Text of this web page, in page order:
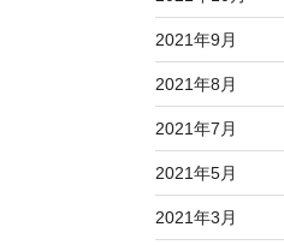
2021年9月
2021年8月
2021年7月
2021年5月
2021年3月